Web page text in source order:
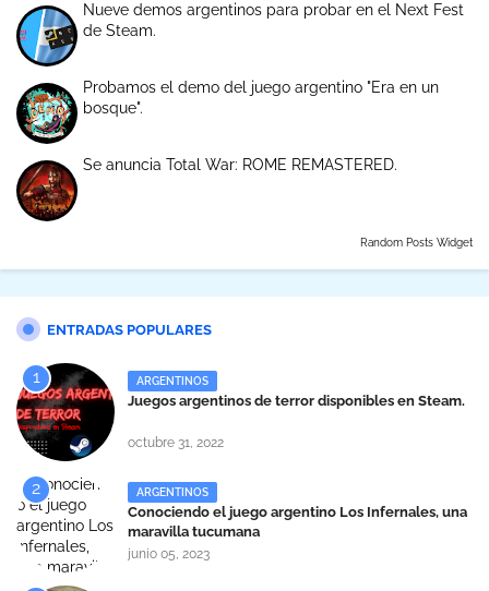
Nueve demos argentinos para probar en el Next Fest
de Steam.
Probamos el demo del juego argentino "Era en un
bosque".
Se anuncia Total War: ROME REMASTERED.
Random Posts Widget
ENTRADAS POPULARES
ARGENTINOS
Juegos argentinos de terror disponibles en Steam.
octubre 31, 2022
ARGENTINOS
Conociendo el juego argentino Los Infernales, una
maravilla tucumana
junio 05, 2023